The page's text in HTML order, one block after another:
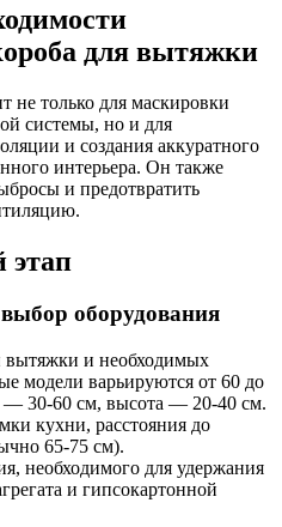
для вытяжки
не только для маскировки
системы, но и для
и создания аккуратного
интерьера. Он также
и предотвратить
этап
оборудования
и необходимых
модели варьируются от 60 до
— 30-60 см, высота — 20-40 см.
кухни, расстояния до
65-75 см).
необходимого для удержания
и гипсокартонной